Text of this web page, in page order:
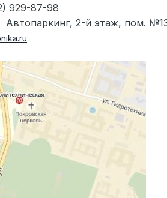
929-87-98
Автопаркинг, 2-й этаж, пом.